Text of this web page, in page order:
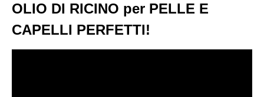
OLIO DI RICINO per PELLE E
CAPELLI PERFETTI!